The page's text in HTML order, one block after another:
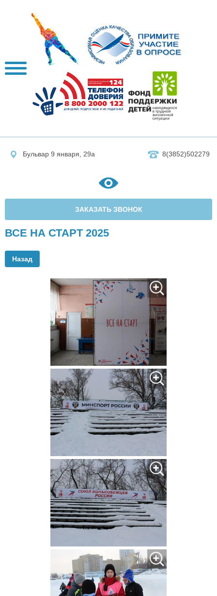
Бульвар 9 января, 29а 8(3852)502279
ЗАКАЗАТЬ ЗВОНОК
ВСЕ НА СТАРТ 2025
Назад